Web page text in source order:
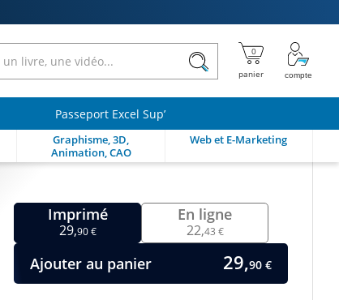
Passeport Excel Sup’
Graphisme, 3D,
Animation, CAO
Web et E-Marketing
Imprimé
29,90 €
En ligne
22,43 €
Ajouter au panier 29,90 €